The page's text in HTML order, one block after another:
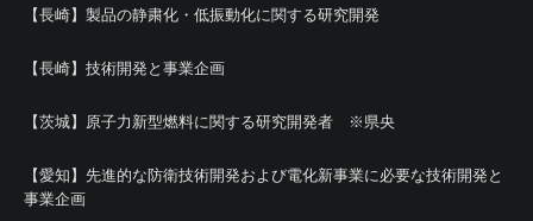
【長崎】製品の静粛化・低振動化に関する研究開発
【長崎】技術開発と事業企画
【茨城】原子力新型燃料に関する研究開発者 ※県央
【愛知】先進的な防衛技術開発および電化新事業に必要な技術開発と
事業企画